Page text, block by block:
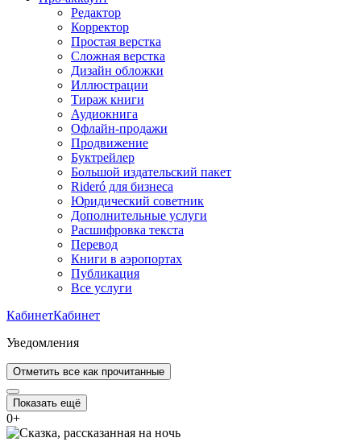
Редактор
Корректор
Простая верстка
Сложная верстка
Дизайн обложки
Иллюстрации
Тираж книги
Аудиокнига
Офлайн-продажи
Продвижение
Буктрейлер
Большой издательский пакет
Rideró для бизнеса
Юридический советник
Дополнительные услуги
Расшифровка текста
Перевод
Книги в аэропортах
Публикация
Все услуги
КабинетКабинет
Уведомления
Отметить все как прочитанные
Показать ещё
0+